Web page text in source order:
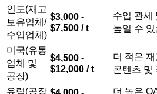
인도(재고
보유업체/
수입업체)
$3,000 -
$7,500 / t
수입 관세
높일 수
미국(유통
업체 및
공장)
$4,500 -
$12,000 / t
더 적은
콘텐츠 및
유럽(공장
더 높은